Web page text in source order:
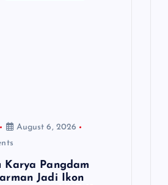
August 6, 2026
Karya Pangdam
Jadi Ikon